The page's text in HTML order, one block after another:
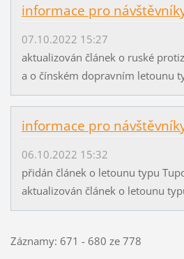
informace pro
07.10.2022 15:27
aktualizován článek o ruské
a o čínském dopravním letounu
informace pro
06.10.2022 15:32
přidán článek o letounu typu
aktualizován článek o letounu
Záznamy: 671 - 680 ze 778